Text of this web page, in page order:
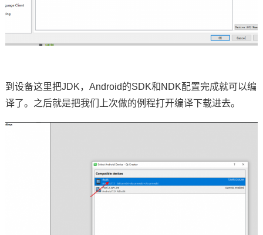
到设备这里把JDK，Android的SDK和NDK配置完成就可以编
译了。之后就是把我们上次做的例程打开编译下载进去。